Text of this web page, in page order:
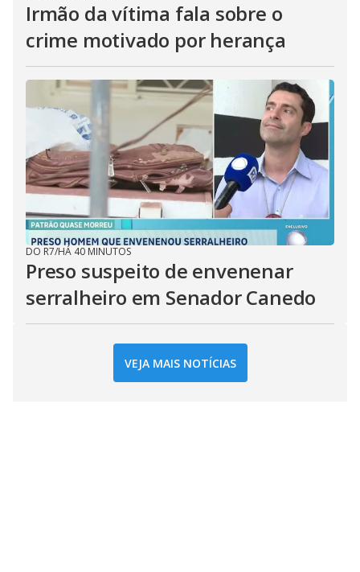
Irmão da vítima fala sobre o
crime motivado por herança
DO R7/HÁ 40 MINUTOS
Preso suspeito de envenenar
serralheiro em Senador Canedo
VEJA MAIS NOTÍCIAS